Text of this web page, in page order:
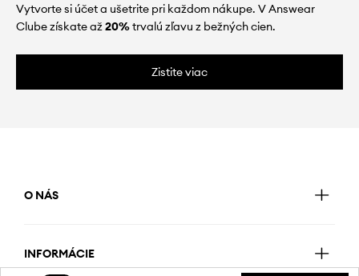
Vytvorte si účet a ušetrite pri každom nákupe. V Answear
Clube získate až20%trvalú zľavu z bežných cien.
Zistite viac
O NÁS
INFORMÁCIE